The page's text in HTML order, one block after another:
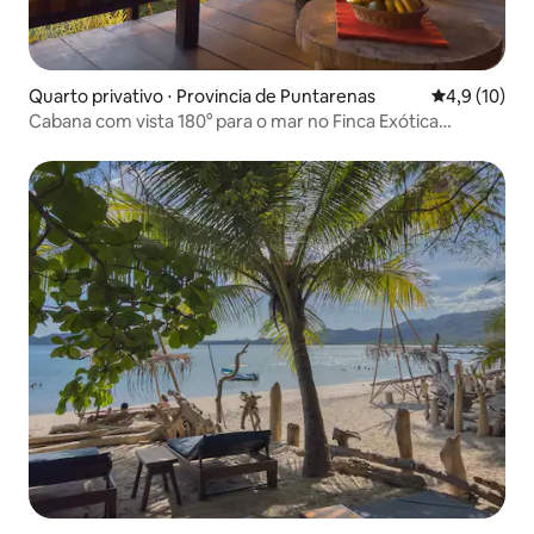
Quarto privativo ⋅ Provincia de Puntarenas 4,9 de uma
4,9 (10)
Cabana com vista 180° para o mar no Finca Exótica